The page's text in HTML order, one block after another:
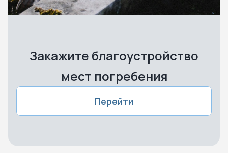
Закажите благоустройство
мест погребения
Перейти